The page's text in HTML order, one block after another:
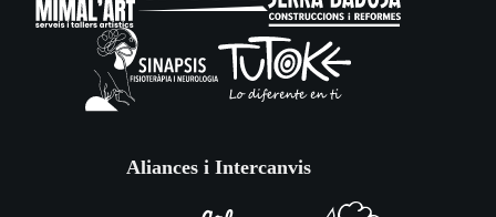
Aliances i Intercanvis